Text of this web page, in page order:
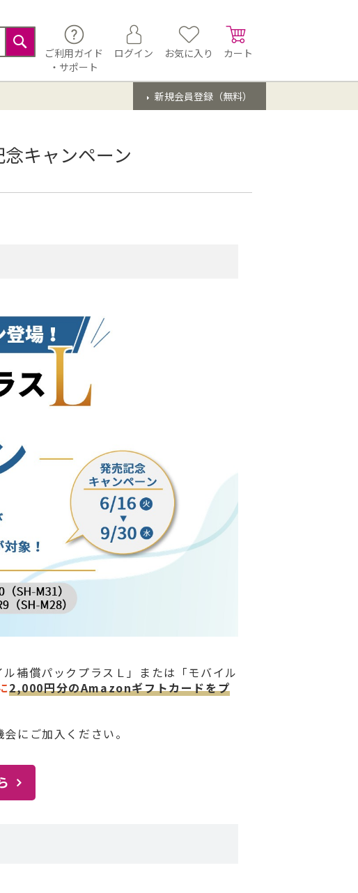
検
ご利用ガイド
・サポート
ログイン お気に入り カート
新規会員登録（無料）
キャンペーン
補償パックプラスＬ」または「モバイル
2,000円分のAmazonギフトカードをプ
にご加入ください。